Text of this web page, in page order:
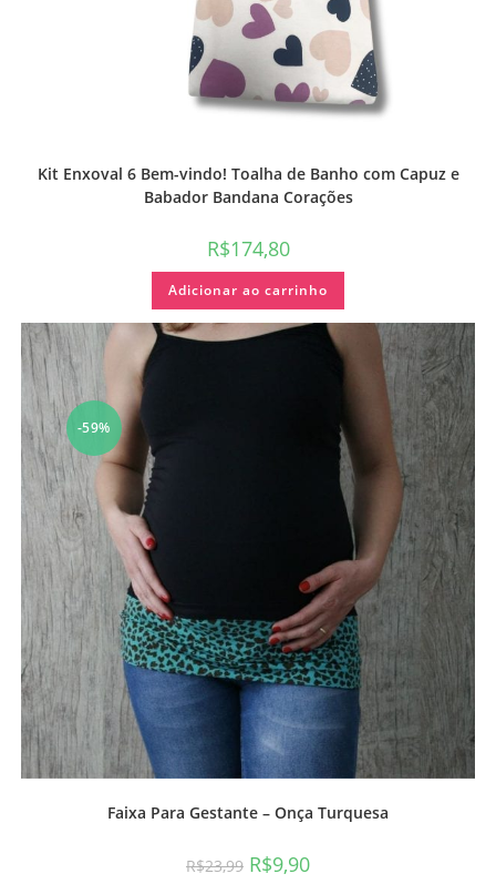
Kit Enxoval 6 Bem-vindo! Toalha de Banho com Capuz e
Babador Bandana Corações
R$174,80
Adicionar ao carrinho
-59%
Faixa Para Gestante – Onça Turquesa
R$23,99 R$9,90